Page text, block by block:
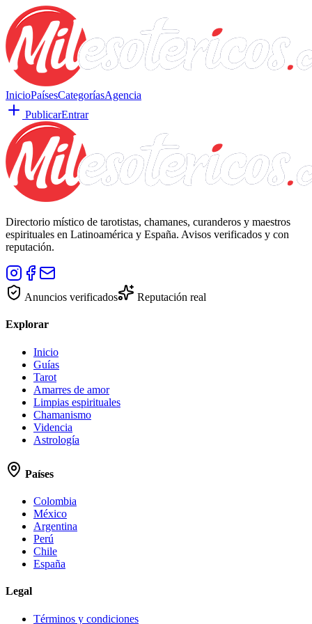
InicioPaísesCategoríasAgencia
PublicarEntrar
Directorio místico de tarotistas, chamanes, curanderos y maestros
espirituales en Latinoamérica y España. Avisos verificados y con
reputación.
Anuncios verificados Reputación real
Explorar
Inicio
Guías
Tarot
Amarres de amor
Limpias espirituales
Chamanismo
Videncia
Astrología
Países
Colombia
México
Argentina
Perú
Chile
España
Legal
Términos y condiciones